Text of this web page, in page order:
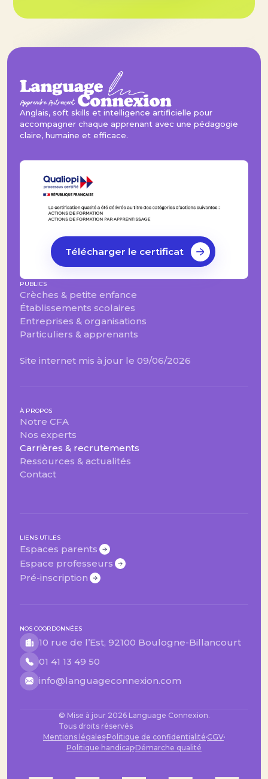
Anglais, soft skills et intelligence artificielle pour
accompagner chaque apprenant avec une pédagogie
claire, humaine et efficace.
Télécharger le certificat
PUBLICS
Crèches & petite enfance
Établissements scolaires
Entreprises & organisations
Particuliers & apprenants
Site internet mis à jour le 09/06/2026
À PROPOS
Notre CFA
Nos experts
Carrières & recrutements
Ressources & actualités
Contact
LIENS UTILES
Espaces parents
Espace professeurs
Pré-inscription
NOS COORDONNÉES
10 rue de l’Est, 92100 Boulogne-Billancourt
01 41 13 49 50
info@languageconnexion.com
© Mise à jour 2026Language Connexion.
Tous droits réservés
Mentions légales Politique de confidentialité CGV
Politique handicap Démarche qualité